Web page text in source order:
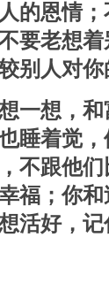
的恩情
要老想
别人对
一想，
睡着觉
不跟他
福；你
活好，